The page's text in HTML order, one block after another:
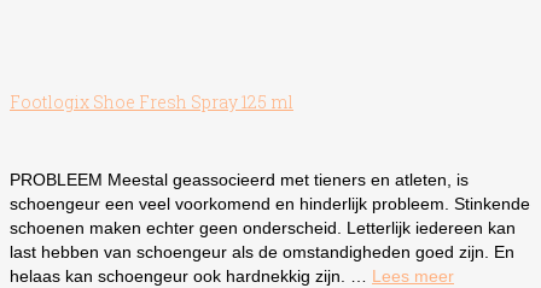
Footlogix Shoe Fresh Spray 125 ml
PROBLEEM Meestal geassocieerd met tieners en atleten, is
schoengeur een veel voorkomend en hinderlijk probleem. Stinkende
schoenen maken echter geen onderscheid. Letterlijk iedereen kan
last hebben van schoengeur als de omstandigheden goed zijn. En
helaas kan schoengeur ook hardnekkig zijn. … Lees meer